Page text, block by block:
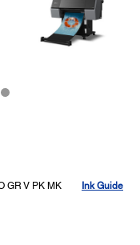
GR V PK MK Ink Guide